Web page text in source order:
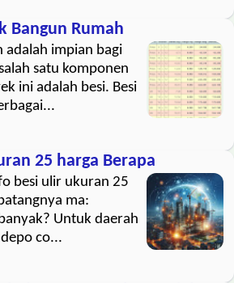
Bangun Rumah
impian bagi
satu komponen
ini adalah besi. Besi
25 harga Berapa
besi ulir ukuran 25
ma:
Untuk daerah
co...